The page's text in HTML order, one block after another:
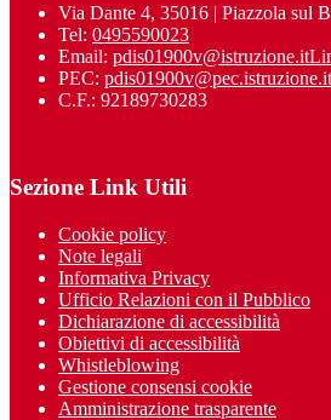
Via Dante 4, 35016 | Piazzola sul
Tel: 0495590023
Email: pdis01900v@istruzione.it
PEC: pdis01900v@pec.istruzione.it
C.F.: 92189730283
Sezione Link Utili
Cookie policy
Note legali
Informativa Privacy
Ufficio Relazioni con il Pubblico
Dichiarazione di accessibilità
Obiettivi di accessibilità
Whistleblowing
Gestione consensi cookie
Amministrazione trasparente